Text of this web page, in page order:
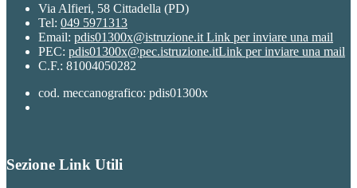
Via Alfieri, 58 Cittadella (PD)
Tel: 049 5971313
Email: pdis01300x@istruzione.it Link per inviare una mail
PEC: pdis01300x@pec.istruzione.itLink per inviare una mail
C.F.: 81004050282
cod. meccanografico: pdis01300x
Sezione Link Utili